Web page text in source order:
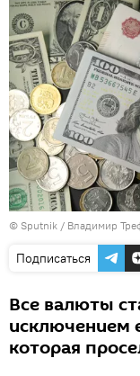
© Sputnik / Владимир
Подписаться
Все валюты
исключением
которая